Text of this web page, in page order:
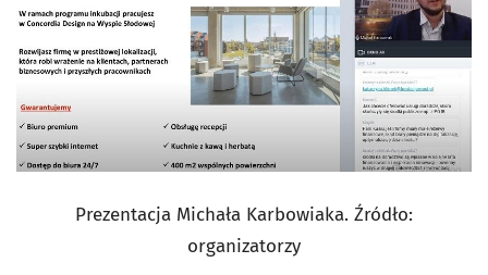
Prezentacja Michała Karbowiaka. Źródło:
organizatorzy